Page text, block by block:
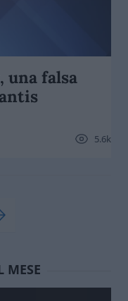
una falsa
5.6k
MESE